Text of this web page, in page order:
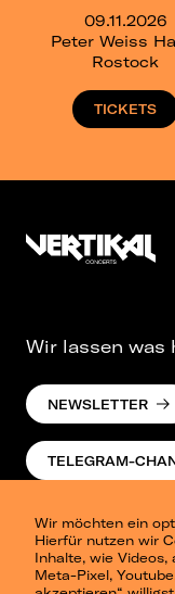
09.11.2026
Peter Weiss
Rostock
TICKETS
Wir möchten ein
Hierfür nutzen wir
Inhalte, wie Videos,
Meta-Pixel,
Wir lassen was
NEWSLETTER
TELEGRAM-